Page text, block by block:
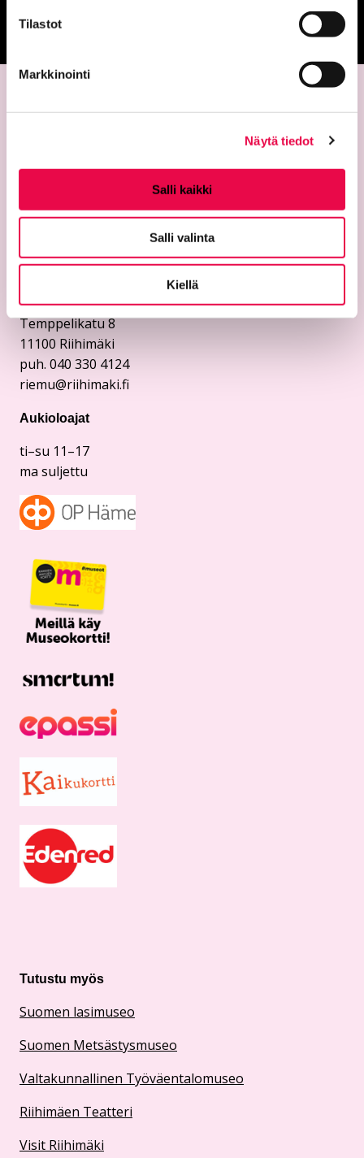
Tilastot
Markkinointi
Näytä tiedot
Salli kaikki
Salli valinta
Kiellä
Siirtyy ulkoiselle
Yhteystiedot
Riihimäen kaupunginmuseo
Temppelikatu 8
11100 Riihimäki
puh. 040 330 4124
riemu@riihimaki.fi
Aukioloajat
ti–su 11–17
ma suljettu
Tutustu myös
Suomen lasimuseo
Suomen Metsästysmuseo
Valtakunnallinen Työväentalomuseo
Riihimäen Teatteri
Visit Riihimäki